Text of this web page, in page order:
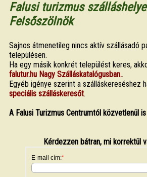
Falusi turizmus
Felsőszölnök
Sajnos átmenetileg nincs aktív szállásadó
településen.
Ha egy másik konkrét települést keres,
falutur.hu Nagy Szálláskatalógusban..
Egyéb igénye szerint a szálláskereséshez
speciális szálláskeresőt.
A Falusi Turizmus Centrumtól közvetlenül
Kérdezzen bátran, mi korrektül